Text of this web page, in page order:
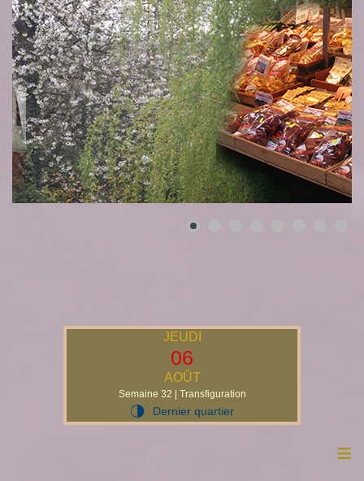
JEUDI
06
AOÛT
Semaine 32 | Transfiguration
T Dernier quartier
≡